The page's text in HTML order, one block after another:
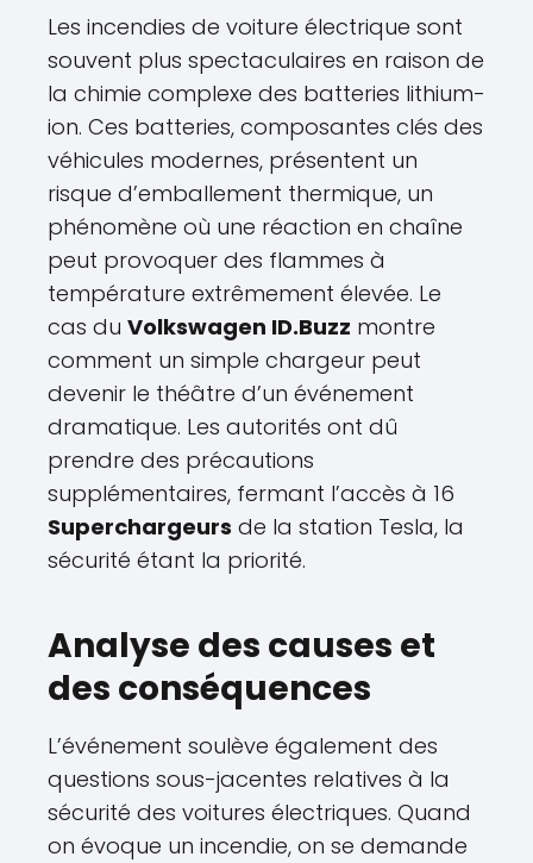
Les incendies de voiture électrique sont
souvent plus spectaculaires en raison de
la chimie complexe des batteries lithium-
ion. Ces batteries, composantes clés des
véhicules modernes, présentent un
risque d’emballement thermique, un
phénomène où une réaction en chaîne
peut provoquer des flammes à
température extrêmement élevée. Le
cas du Volkswagen ID.Buzz montre
comment un simple chargeur peut
devenir le théâtre d’un événement
dramatique. Les autorités ont dû
prendre des précautions
supplémentaires, fermant l’accès à 16
Superchargeurs de la station Tesla, la
sécurité étant la priorité.
Analyse des causes et
des conséquences
L’événement soulève également des
questions sous-jacentes relatives à la
sécurité des voitures électriques. Quand
on évoque un incendie, on se demande